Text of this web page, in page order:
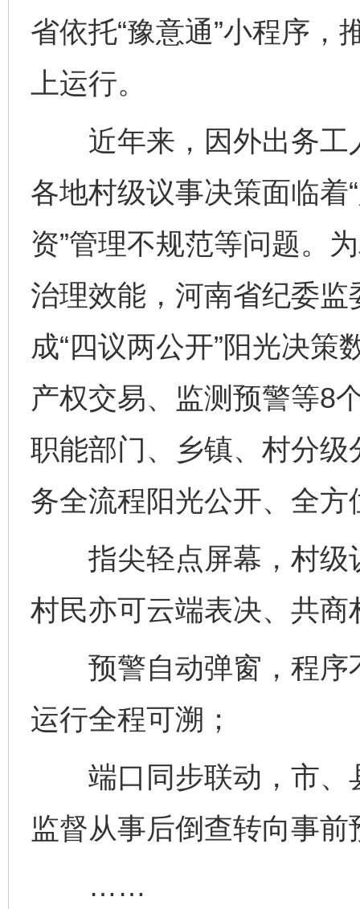
省依托“豫意通”小程序，
上运行。
近年来，因外出务工
各地村级议事决策面临着
资”管理不规范等问题。
治理效能，河南省纪委
成“四议两公开”阳光决
产权交易、监测预警等8
职能部门、乡镇、村分
务全流程阳光公开、全
指尖轻点屏幕，村级
村民亦可云端表决、共商
预警自动弹窗，程序
运行全程可溯；
端口同步联动，市、
监督从事后倒查转向事
……